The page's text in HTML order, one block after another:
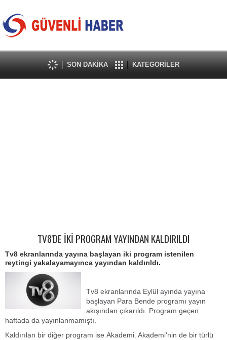
SON DAKİKA KATEGORİLER
TV8'DE İKİ PROGRAM YAYINDAN KALDIRILDI
Tv8 ekranlarında yayına başlayan iki program istenilen
reytingi yakalayamayınca yayından kaldırıldı.
Tv8 ekranlarında Eylül ayında yayına
başlayan Para Bende programı yayın
akışından çıkarıldı. Program geçen
haftada da yayınlanmamıştı.
Kaldırılan bir diğer program ise Akademi. Akademi'nin de bir türlü